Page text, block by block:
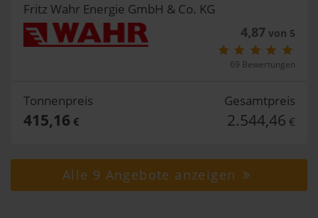
Fritz Wahr Energie GmbH & Co. KG
4,87von 5
69 Bewertungen
Tonnenpreis
415,16 €
Gesamtpreis
2.544,46 €
Alle 9 Angebote anzeigen